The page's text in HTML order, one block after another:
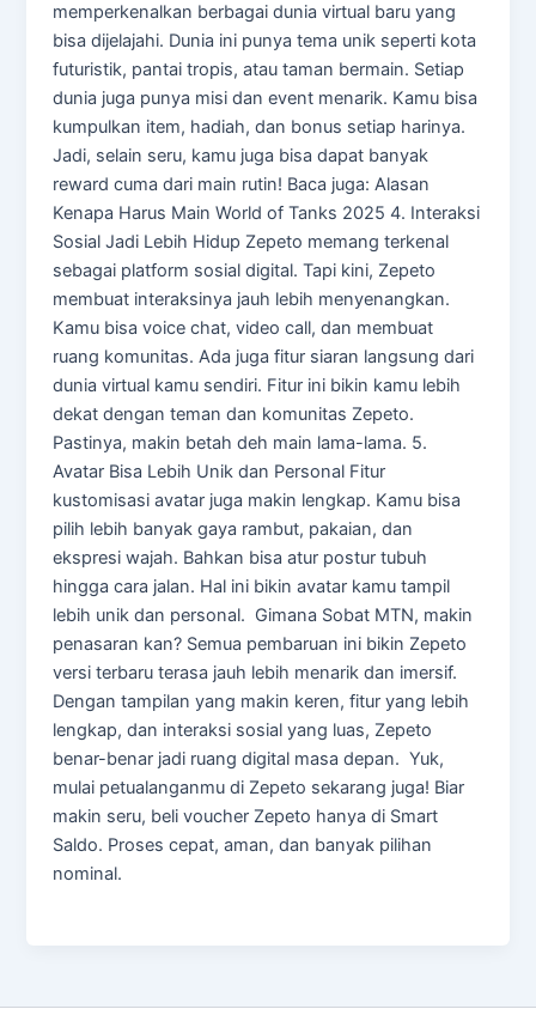
memperkenalkan berbagai dunia virtual baru yang
bisa dijelajahi. Dunia ini punya tema unik seperti kota
futuristik, pantai tropis, atau taman bermain. Setiap
dunia juga punya misi dan event menarik. Kamu bisa
kumpulkan item, hadiah, dan bonus setiap harinya.
Jadi, selain seru, kamu juga bisa dapat banyak
reward cuma dari main rutin! Baca juga: Alasan
Kenapa Harus Main World of Tanks 2025 4. Interaksi
Sosial Jadi Lebih Hidup Zepeto memang terkenal
sebagai platform sosial digital. Tapi kini, Zepeto
membuat interaksinya jauh lebih menyenangkan.
Kamu bisa voice chat, video call, dan membuat
ruang komunitas. Ada juga fitur siaran langsung dari
dunia virtual kamu sendiri. Fitur ini bikin kamu lebih
dekat dengan teman dan komunitas Zepeto.
Pastinya, makin betah deh main lama-lama. 5.
Avatar Bisa Lebih Unik dan Personal Fitur
kustomisasi avatar juga makin lengkap. Kamu bisa
pilih lebih banyak gaya rambut, pakaian, dan
ekspresi wajah. Bahkan bisa atur postur tubuh
hingga cara jalan. Hal ini bikin avatar kamu tampil
lebih unik dan personal. Gimana Sobat MTN, makin
penasaran kan? Semua pembaruan ini bikin Zepeto
versi terbaru terasa jauh lebih menarik dan imersif.
Dengan tampilan yang makin keren, fitur yang lebih
lengkap, dan interaksi sosial yang luas, Zepeto
benar-benar jadi ruang digital masa depan. Yuk,
mulai petualanganmu di Zepeto sekarang juga! Biar
makin seru, beli voucher Zepeto hanya di Smart
Saldo. Proses cepat, aman, dan banyak pilihan
nominal.